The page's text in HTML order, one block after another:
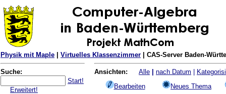
Physik mit Maple Virtuelles Klassenzimmer | CAS-Server Baden-
Suche:
Start!
Erweitert!
Ansichten: Alle nach Datum
Bearbeiten
Neues Thema